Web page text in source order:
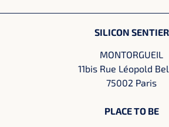
SILICON SENTIER
MONTORGUEIL
11bis Rue Léopold
75002 Paris
PLACE TO BE